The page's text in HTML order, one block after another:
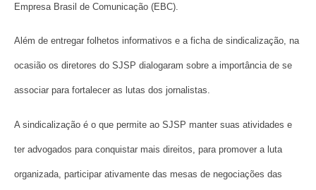
Empresa Brasil de Comunicação (EBC).
Além de entregar folhetos informativos e a ficha de sindicalização, na
ocasião os diretores do SJSP dialogaram sobre a importância de se
associar para fortalecer as lutas dos jornalistas.
A sindicalização é o que permite ao SJSP manter suas atividades e
ter advogados para conquistar mais direitos, para promover a luta
organizada, participar ativamente das mesas de negociações das